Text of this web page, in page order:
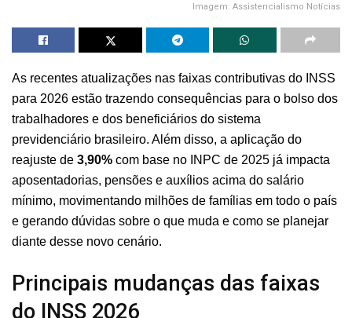
Imagem: Assistencialismo Notícias
As recentes atualizações nas faixas contributivas do INSS
para 2026 estão trazendo consequências para o bolso dos
trabalhadores e dos beneficiários do sistema
previdenciário brasileiro. Além disso, a aplicação do
reajuste de 3,90% com base no INPC de 2025 já impacta
aposentadorias, pensões e auxílios acima do salário
mínimo, movimentando milhões de famílias em todo o país
e gerando dúvidas sobre o que muda e como se planejar
diante desse novo cenário.
Principais mudanças das faixas
do INSS 2026